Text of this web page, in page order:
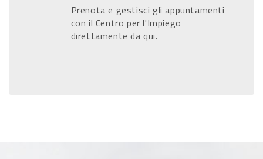
Prenota e gestisci gli appuntamenti
con il Centro per l'Impiego
direttamente da qui.